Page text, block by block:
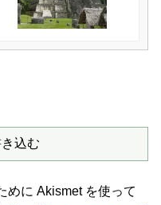
込む
めに Akismet を使って